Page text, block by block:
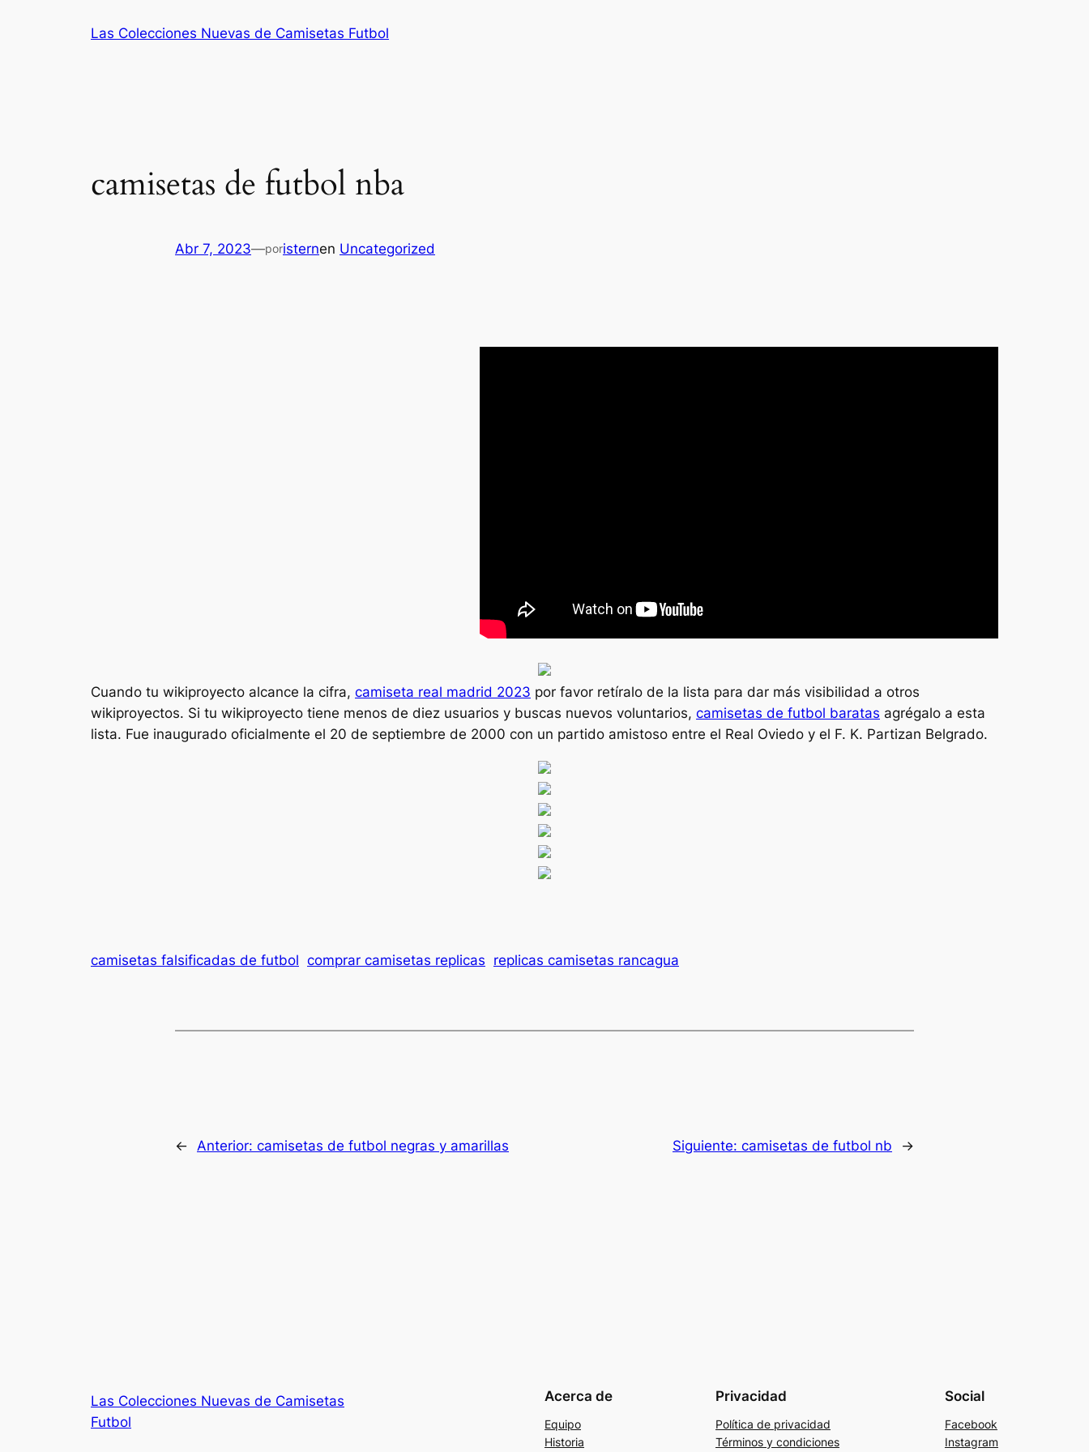
Las Colecciones Nuevas de Camisetas Futbol
camisetas de futbol nba
Abr 7, 2023—poristernen Uncategorized
Cuando tu wikiproyecto alcance la cifra, camiseta real madrid 2023 por favor retíralo de la lista para dar más visibilidad a otros
wikiproyectos. Si tu wikiproyecto tiene menos de diez usuarios y buscas nuevos voluntarios, camisetas de futbol baratas agrégalo a esta
lista. Fue inaugurado oficialmente el 20 de septiembre de 2000 con un partido amistoso entre el Real Oviedo y el F. K. Partizan Belgrado.
camisetas falsificadas de futbol comprar camisetas replicas replicas camisetas rancagua
← Anterior: camisetas de futbol negras y amarillas Siguiente: camisetas de futbol nb →
Las Colecciones Nuevas de Camisetas
Futbol
Acerca de
Equipo
Historia
Privacidad
Política de privacidad
Términos y condiciones
Social
Facebook
Instagram